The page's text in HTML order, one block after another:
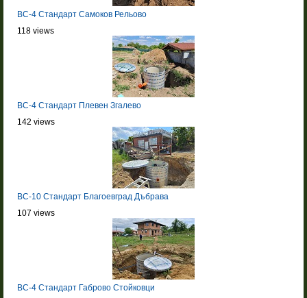
BC-4 Стандарт Самоков Рельово
118 views
BC-4 Стандарт Плевен Згалево
142 views
BC-10 Стандарт Благоевград Дъбрава
107 views
BC-4 Стандарт Габрово Стойковци